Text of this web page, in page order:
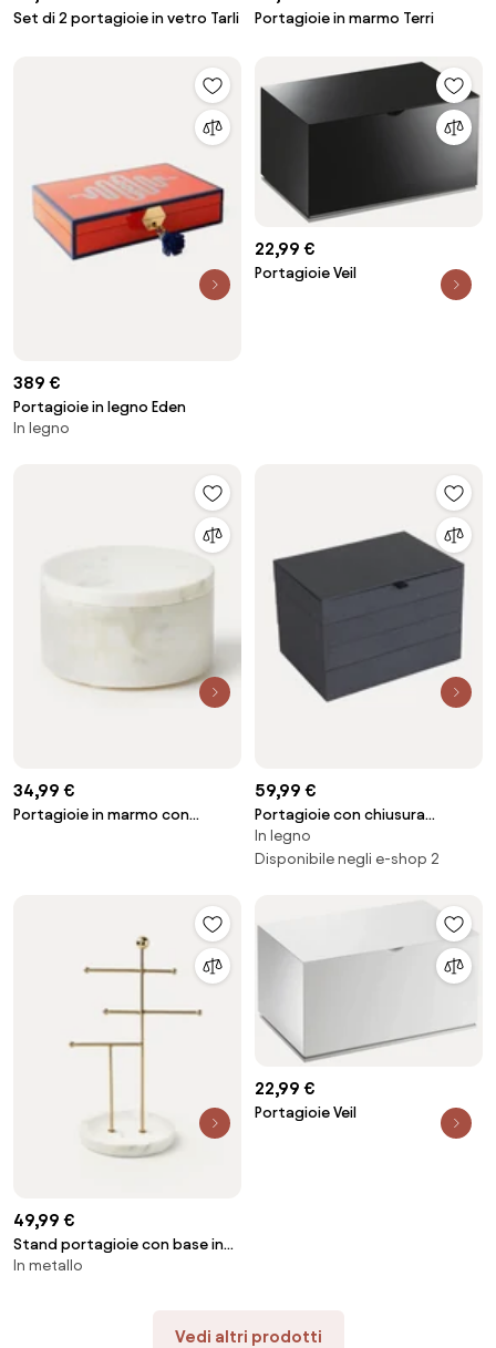
Set di 2 portagioie in vetro Tarli Portagioie in marmo Terri
389 €
Portagioie in legno Eden
In legno
22,99 €
Portagioie Veil
34,99 €
Portagioie in marmo con
59,99 €
Portagioie con chiusura
magnetica Precious
In legno
Disponibile negli e-shop 2
49,99 €
Stand portagioie con base in
marmo Selina
In metallo
22,99 €
Portagioie Veil
Vedi altri prodotti